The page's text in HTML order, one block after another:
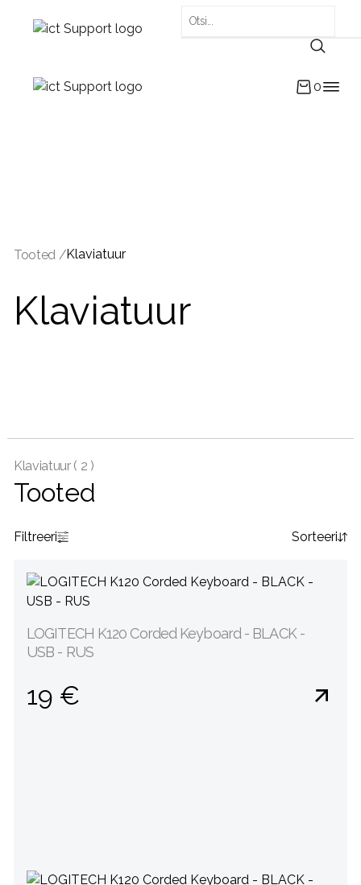
0
Tooted /Klaviatuur
Klaviatuur
Klaviatuur ( 2 )
Tooted
Filtreeri Sorteeri
LOGITECH K120 Corded Keyboard - BLACK -
USB - RUS
19 €